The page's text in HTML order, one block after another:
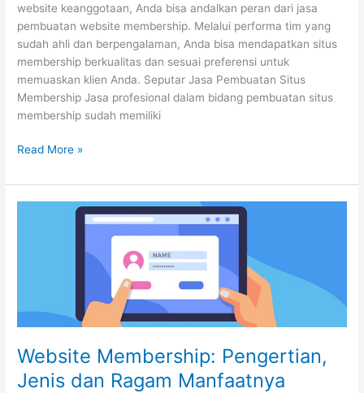
website keanggotaan, Anda bisa andalkan peran dari jasa
pembuatan website membership. Melalui performa tim yang
sudah ahli dan berpengalaman, Anda bisa mendapatkan situs
membership berkualitas dan sesuai preferensi untuk
memuaskan klien Anda. Seputar Jasa Pembuatan Situs
Membership Jasa profesional dalam bidang pembuatan situs
membership sudah memiliki
Read More »
Website Membership: Pengertian,
Jenis dan Ragam Manfaatnya
Manfaatnya